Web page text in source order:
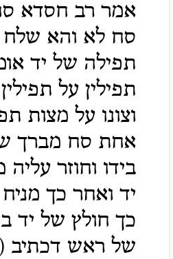
אמר רב חסדא
סח לא והא שלח
תפילה של יד
תפילין על
וצונו על מצות
אחת סח מברך
בידו וחוזר
יד ואחר כך
כך חולץ של יד
של ראש דכתיב (